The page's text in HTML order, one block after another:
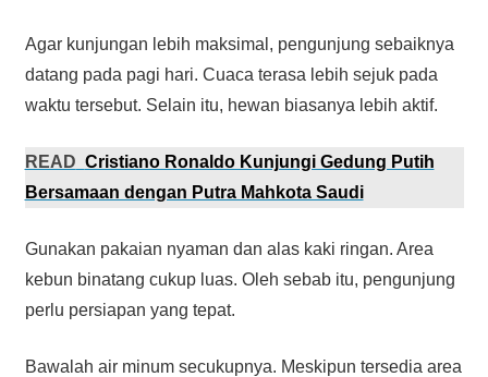
Agar kunjungan lebih maksimal, pengunjung sebaiknya
datang pada pagi hari. Cuaca terasa lebih sejuk pada
waktu tersebut. Selain itu, hewan biasanya lebih aktif.
READ Cristiano Ronaldo Kunjungi Gedung Putih
Bersamaan dengan Putra Mahkota Saudi
Gunakan pakaian nyaman dan alas kaki ringan. Area
kebun binatang cukup luas. Oleh sebab itu, pengunjung
perlu persiapan yang tepat.
Bawalah air minum secukupnya. Meskipun tersedia area